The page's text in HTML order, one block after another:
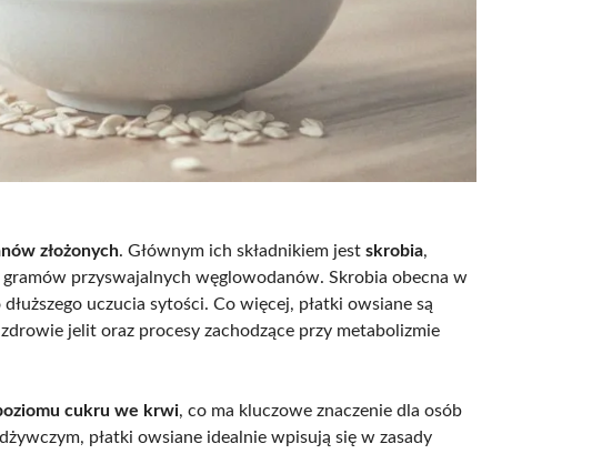
złożonych. Głównym ich składnikiem jest skrobia,
przyswajalnych węglowodanów. Skrobia obecna w
uczucia sytości. Co więcej, płatki owsiane są
jelit oraz procesy zachodzące przy metabolizmie
cukru we krwi, co ma kluczowe znaczenie dla osób
płatki owsiane idealnie wpisują się w zasady